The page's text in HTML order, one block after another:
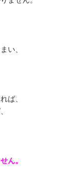
い、
ば、
ん。